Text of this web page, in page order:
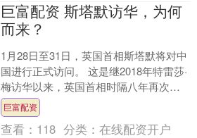
巨富配资 斯塔默访华，为何
而来？
1月28日至31日，英国首相斯塔默将对中
国进行正式访问。 这是继2018年特雷莎·
梅访华以来，英国首相时隔八年再次踏
上中国土地。 在全球经济复苏乏力、美
欧同盟裂....
巨富配资
查看： 118 分类：在线配资开户